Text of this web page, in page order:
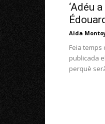
‘Adéu
Aida
Feia temps
publicada
perquè